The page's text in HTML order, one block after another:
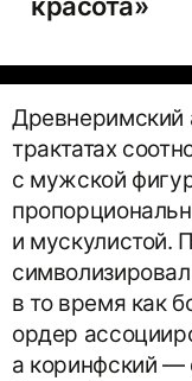
красота»
Древнеримский
трактатах
с мужской
и мускулистой.
в то время как
ордер
а коринфский —